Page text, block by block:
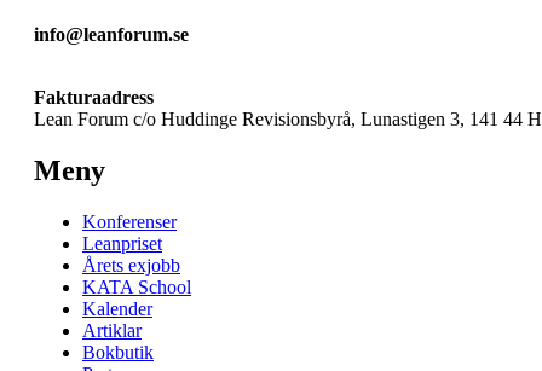
info@leanforum.se
Fakturaadress
Lean Forum c/o Huddinge Revisionsbyrå, Lunastigen 3, 141 44
Meny
Konferenser
Leanpriset
Årets exjobb
KATA School
Kalender
Artiklar
Bokbutik